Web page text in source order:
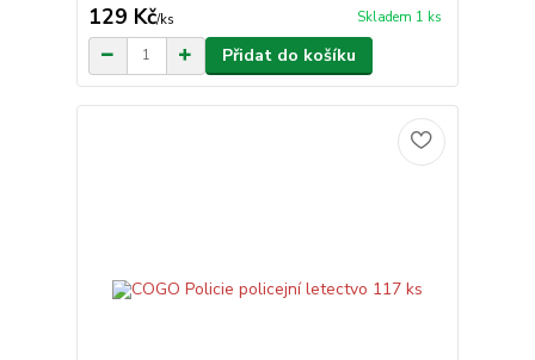
129 Kč/ks Skladem 1 ks
Přidat do košíku